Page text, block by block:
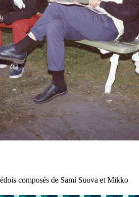
composés de Sami Suova et Mikko